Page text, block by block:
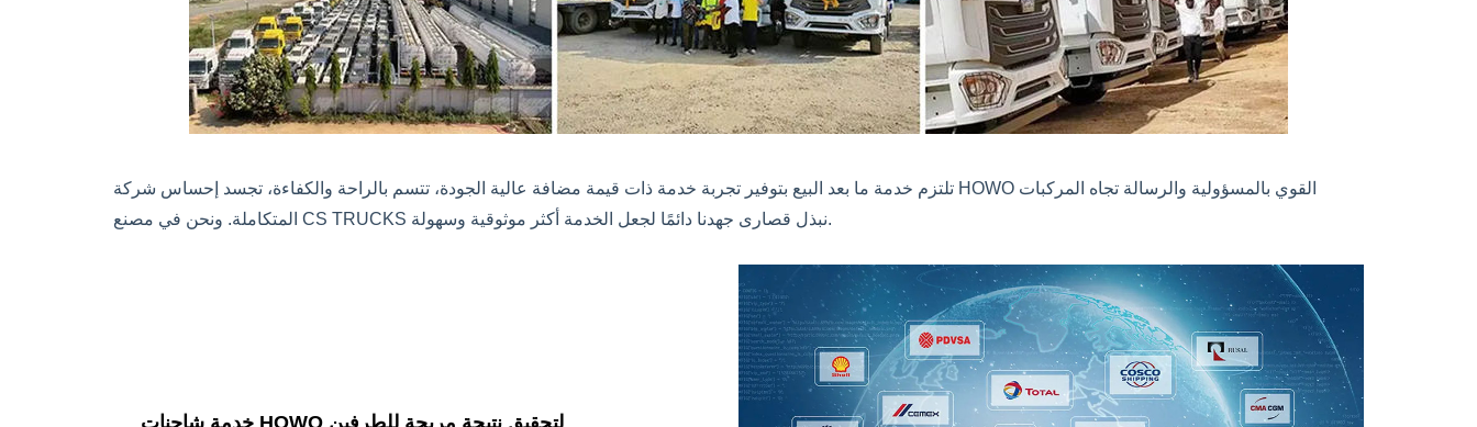
تلتزم خدمة ما بعد البيع بتوفير تجربة خدمة ذات قيمة مضافة عالية الجودة، تتسم بالراحة والكفاءة، تجسد إحساس شركة HOWO القوي بالمسؤولية والرسالة تجاه المركبات
المتكاملة. ونحن في مصنع CS TRUCKS نبذل قصارى جهدنا دائمًا لجعل الخدمة أكثر موثوقية وسهولة.
خدمة شاحنات HOWO لتحقيق نتيجة مربحة للطرفين